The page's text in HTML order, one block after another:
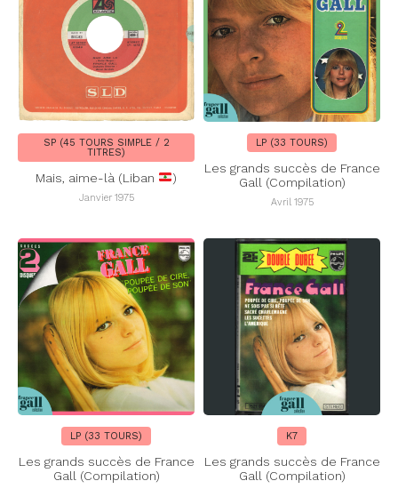
SP (45 TOURS SIMPLE / 2
TITRES)
Mais, aime-là (Liban )
Janvier 1975
LP (33 TOURS)
Les grands succès de France
Gall (Compilation)
Avril 1975
LP (33 TOURS)
Les grands succès de France
Gall (Compilation)
K7
Les grands succès de France
Gall (Compilation)